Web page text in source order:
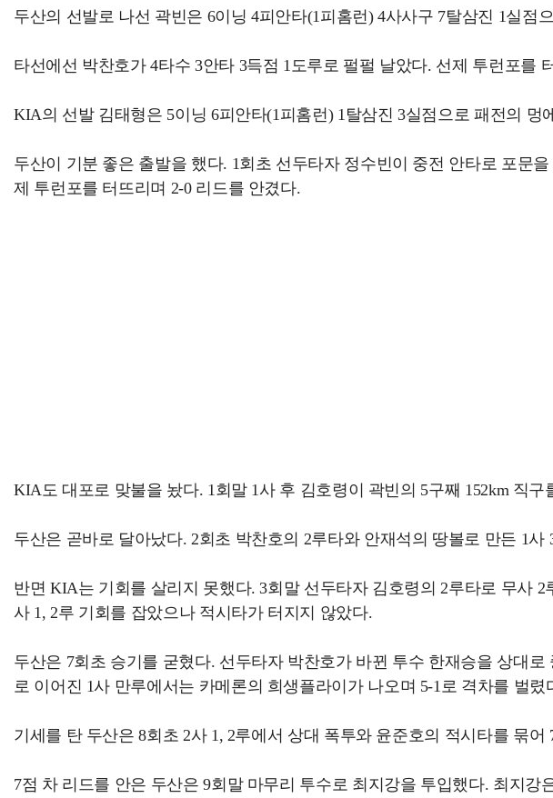
두산의 선발로 나선 곽빈은 6이닝 4피안타(1피홈런) 4사사구 7탈삼진 1실점
타선에선 박찬호가 4타수 3안타 3득점 1도루로 펄펄 날았다. 선제 투런포를
KIA의 선발 김태형은 5이닝 6피안타(1피홈런) 1탈삼진 3실점으로 패전의 멍
두산이 기분 좋은 출발을 했다. 1회초 선두타자 정수빈이 중전 안타로 포문
제 투런포를 터뜨리며 2-0 리드를 안겼다.
KIA도 대포로 맞불을 놨다. 1회말 1사 후 김호령이 곽빈의 5구째 152km 직
두산은 곧바로 달아났다. 2회초 박찬호의 2루타와 안재석의 땅볼로 만든 1
반면 KIA는 기회를 살리지 못했다. 3회말 선두타자 김호령의 2루타로 무사
사 1, 2루 기회를 잡았으나 적시타가 터지지 않았다.
두산은 7회초 승기를 굳혔다. 선두타자 박찬호가 바뀐 투수 한재승을 상대
로 이어진 1사 만루에서는 카메론의 희생플라이가 나오며 5-1로 격차를 벌렸
기세를 탄 두산은 8회초 2사 1, 2루에서 상대 폭투와 윤준호의 적시타를 묶
7점 차 리드를 안은 두산은 9회말 마무리 투수로 최지강을 투입했다. 최지